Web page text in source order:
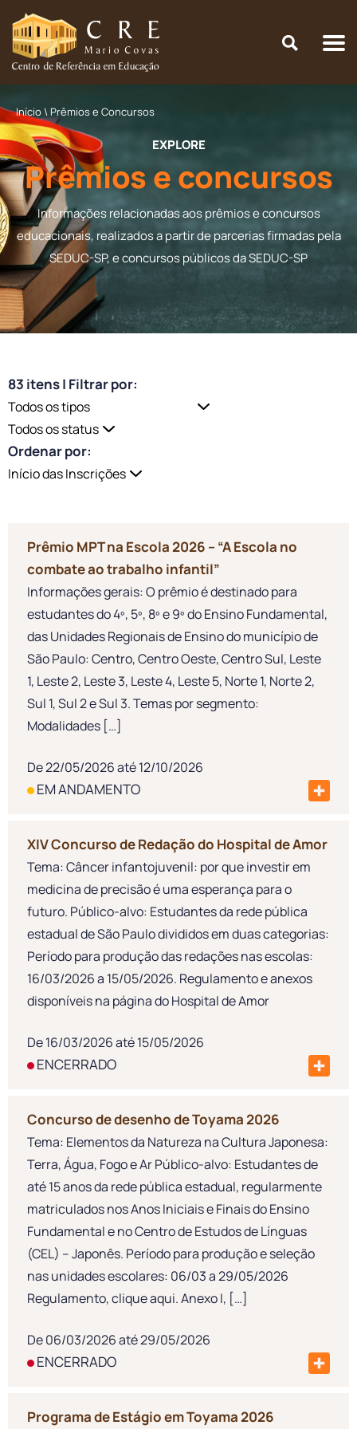
Início \Prêmios e Concursos
EXPLORE
Prêmios e concursos
Informações relacionadas aos prêmios e concursos
educacionais, realizados a partir de parcerias firmadas pela
SEDUC-SP, e concursos públicos da SEDUC-SP
83 itens | Filtrar por:
Ordenar por:
Prêmio MPT na Escola 2026 – “A Escola no
combate ao trabalho infantil”
Informações gerais: O prêmio é destinado para
estudantes do 4º, 5º, 8º e 9º do Ensino Fundamental,
das Unidades Regionais de Ensino do município de
São Paulo: Centro, Centro Oeste, Centro Sul, Leste
1, Leste 2, Leste 3, Leste 4, Leste 5, Norte 1, Norte 2,
Sul 1, Sul 2 e Sul 3. Temas por segmento:
Modalidades […]
De 22/05/2026 até 12/10/2026
EM ANDAMENTO
XIV Concurso de Redação do Hospital de Amor
Tema: Câncer infantojuvenil: por que investir em
medicina de precisão é uma esperança para o
futuro. Público-alvo: Estudantes da rede pública
estadual de São Paulo divididos em duas categorias:
Período para produção das redações nas escolas:
16/03/2026 a 15/05/2026. Regulamento e anexos
disponíveis na página do Hospital de Amor
De 16/03/2026 até 15/05/2026
ENCERRADO
Concurso de desenho de Toyama 2026
Tema: Elementos da Natureza na Cultura Japonesa:
Terra, Água, Fogo e Ar Público-alvo: Estudantes de
até 15 anos da rede pública estadual, regularmente
matriculados nos Anos Iniciais e Finais do Ensino
Fundamental e no Centro de Estudos de Línguas
(CEL) – Japonês. Período para produção e seleção
nas unidades escolares: 06/03 a 29/05/2026
Regulamento, clique aqui. Anexo I, […]
De 06/03/2026 até 29/05/2026
ENCERRADO
Programa de Estágio em Toyama 2026